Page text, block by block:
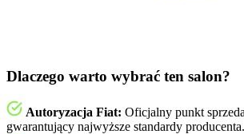
Dlaczego warto wybrać ten salon?
Autoryzacja Fiat: Oficjalny punkt
gwarantujący najwyższe standardy producenta.